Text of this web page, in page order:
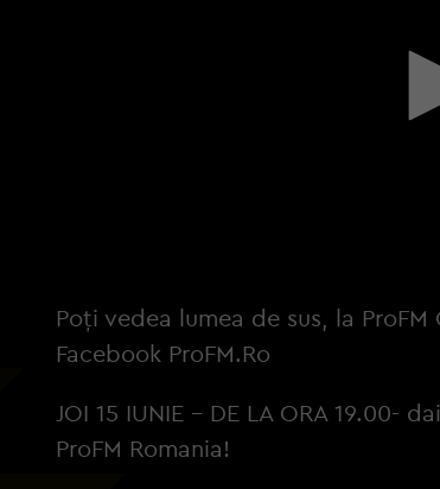
Volume
90%
Poți vedea lumea de sus, la
Facebook ProFM.Ro
JOI 15 IUNIE – DE LA ORA 19.00-
ProFM Romania!